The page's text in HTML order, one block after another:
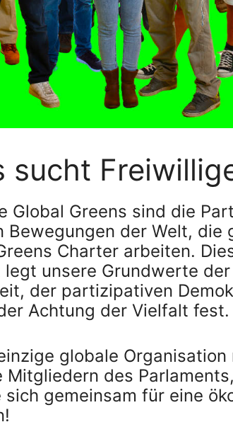
sucht
Global Greens sind die
Bewegungen der Welt, die
Charter arbeiten.
unsere Grundwerte
der partizipativen
Achtung der Vielfalt fest.
globale
des
gemeinsam für eine